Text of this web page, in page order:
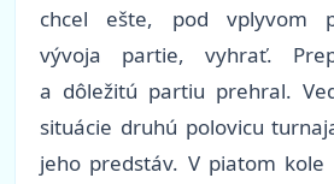
chcel ešte, pod vplyvom
vývoja partie, vyhrať.
a dôležitú partiu prehral.
situácie druhú polovicu
jeho predstáv. V piatom kole